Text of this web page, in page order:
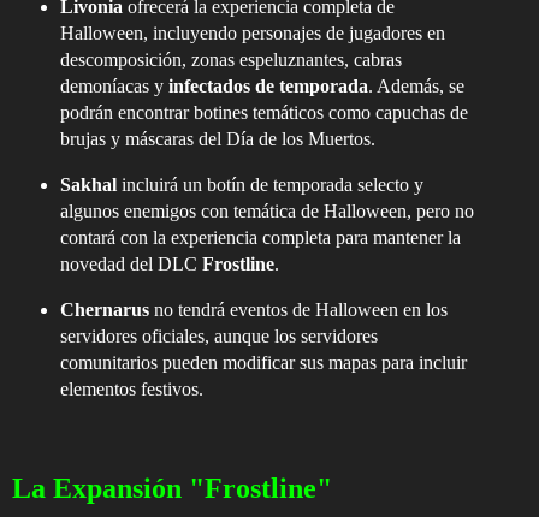
Livoniaofrecerá la experiencia completa de
Halloween, incluyendo personajes de jugadores en
descomposición, zonas espeluznantes, cabras
demoníacas y infectados de temporada. Además, se
podrán encontrar botines temáticos como capuchas de
brujas y máscaras del Día de los Muertos.
Sakhalincluirá un botín de temporada selecto y
algunos enemigos con temática de Halloween, pero no
contará con la experiencia completa para mantener la
novedad del DLC Frostline.
Chernarusno tendrá eventos de Halloween en los
servidores oficiales, aunque los servidores
comunitarios pueden modificar sus mapas para incluir
elementos festivos.
La Expansión "Frostline"